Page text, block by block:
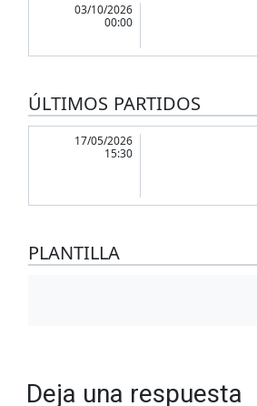
03/10/2026
00:00
ÚLTIMOS PARTIDOS
17/05/2026
15:30
PLANTILLA
Deja una respuesta